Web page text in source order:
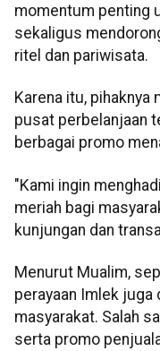
momentum penting
sekaligus
ritel dan pariwisata.
Karena itu, pihaknya
pusat perbelanjaan
berbagai promo
"Kami ingin
meriah bagi
kunjungan dan
Menurut Mualim,
perayaan Imlek
masyarakat. Salah
serta promo